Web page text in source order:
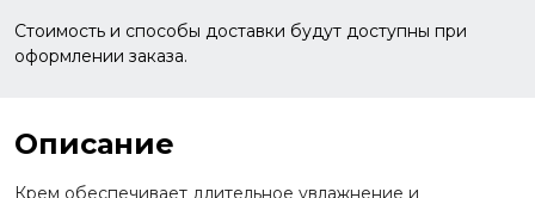
Стоимость и способы доставки будут доступны при
оформлении заказа.
Описание
Крем обеспечивает длительное увлажнение и